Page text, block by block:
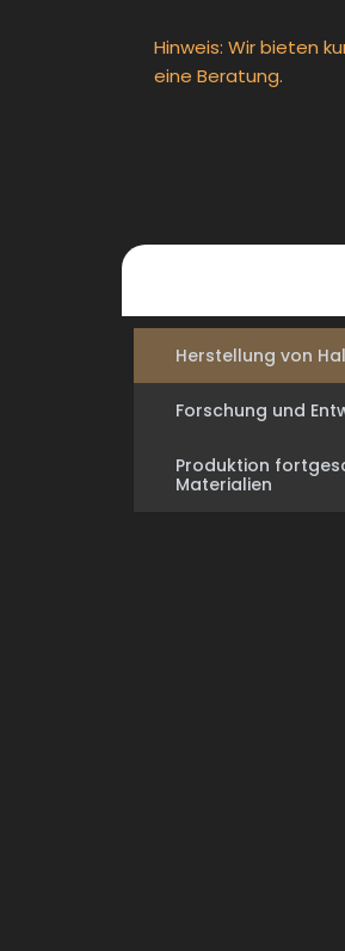
Hinweis: Wir bieten
eine Beratung.
Herstellung von
Forschung und
Produktion
Materialien